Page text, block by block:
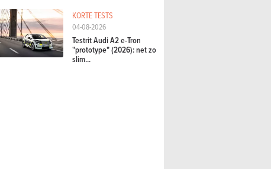
KORTE TESTS
04-08-2026
Testrit Audi A2 e-Tron
"prototype" (2026): net zo
slim...